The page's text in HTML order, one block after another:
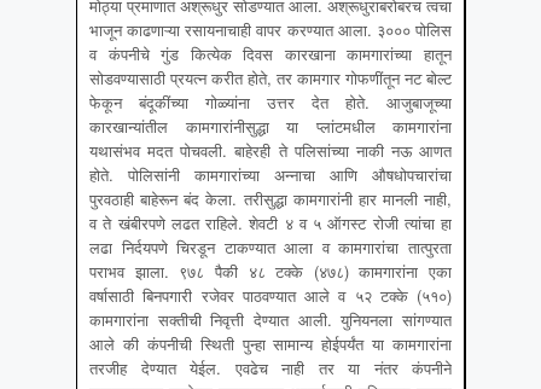
मोठ्या प्रमाणात अश्रूधुर सोडण्यात आला. अश्रूधुराबरोबरच त्वचा
भाजून काढणाऱ्या रसायनाचाही वापर करण्यात आला. ३००० पोलिस
व कंपनीचे गुंड कित्येक दिवस कारखाना कामगारांच्या हातून
सोडवण्यासाठी प्रयत्न करीत होते, तर कामगार गोफणींतून नट बोल्ट
फेकून बंदूकींच्या गोळ्यांना उत्तर देत होते. आजुबाजूच्या
कारखान्यांतील कामगारांनीसुद्धा या प्लांटमधील कामगारांना
यथासंभव मदत पोचवली. बाहेरही ते पलिसांच्या नाकी नऊ आणत
होते. पोलिसांनी कामगारांच्या अन्नाचा आणि औषधोपचारांचा
पुरवठाही बाहेरून बंद केला. तरीसुद्धा कामगारांनी हार मानली नाही,
व ते खंबीरपणे लढत राहिले. शेवटी ४ व ५ ऑगस्ट रोजी त्यांचा हा
लढा निर्दयपणे चिरडून टाकण्यात आला व कामगारांचा तात्पुरता
पराभव झाला. ९७८ पैकी ४८ टक्के (४७८) कामगारांना एका
वर्षासाठी बिनपगारी रजेवर पाठवण्यात आले व ५२ टक्के (५१०)
कामगारांना सक्तीची निवृत्ती देण्यात आली. युनियनला सांगण्यात
आले की कंपनीची स्थिती पुन्हा सामान्य होईपर्यंत या कामगारांना
तरजीह देण्यात येईल. एवढेच नाही तर या नंतर कंपनीने